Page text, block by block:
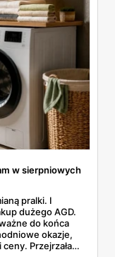
w sierpniowych
pralki. I
dużego AGD.
do końca
okazje,
Przejrzałam